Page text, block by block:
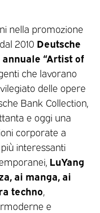
nella promozione
2010 Deutsche
“Artist of
che lavorano
delle opere
Bank Collection,
e oggi una
corporate a
interessanti
LuYang
ai manga, ai
techno
e